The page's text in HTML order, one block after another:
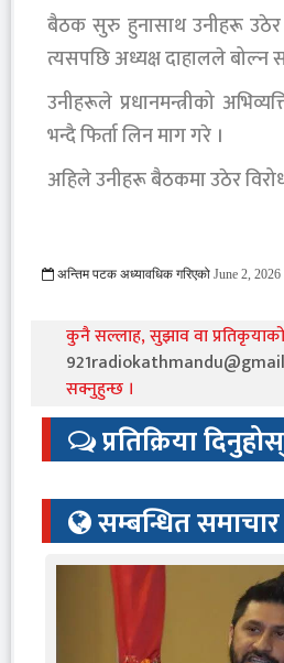
बैठक सुरु हुनासाथ उनीहरू उठेर
त्यसपछि अध्यक्ष दाहालले बोल्न
उनीहरूले प्रधानमन्त्रीको
भन्दै फिर्ता लिन माग गरे ।
अहिले उनीहरू बैठकमा उठेर
अन्तिम पटक अध्यावधिक गरिएको June 2, 2026
कुनै सल्लाह, सुझाव वा
सक्नुहुन्छ ।
प्रतिक्रिया दिनुहोस्
सम्बन्धित समाचार